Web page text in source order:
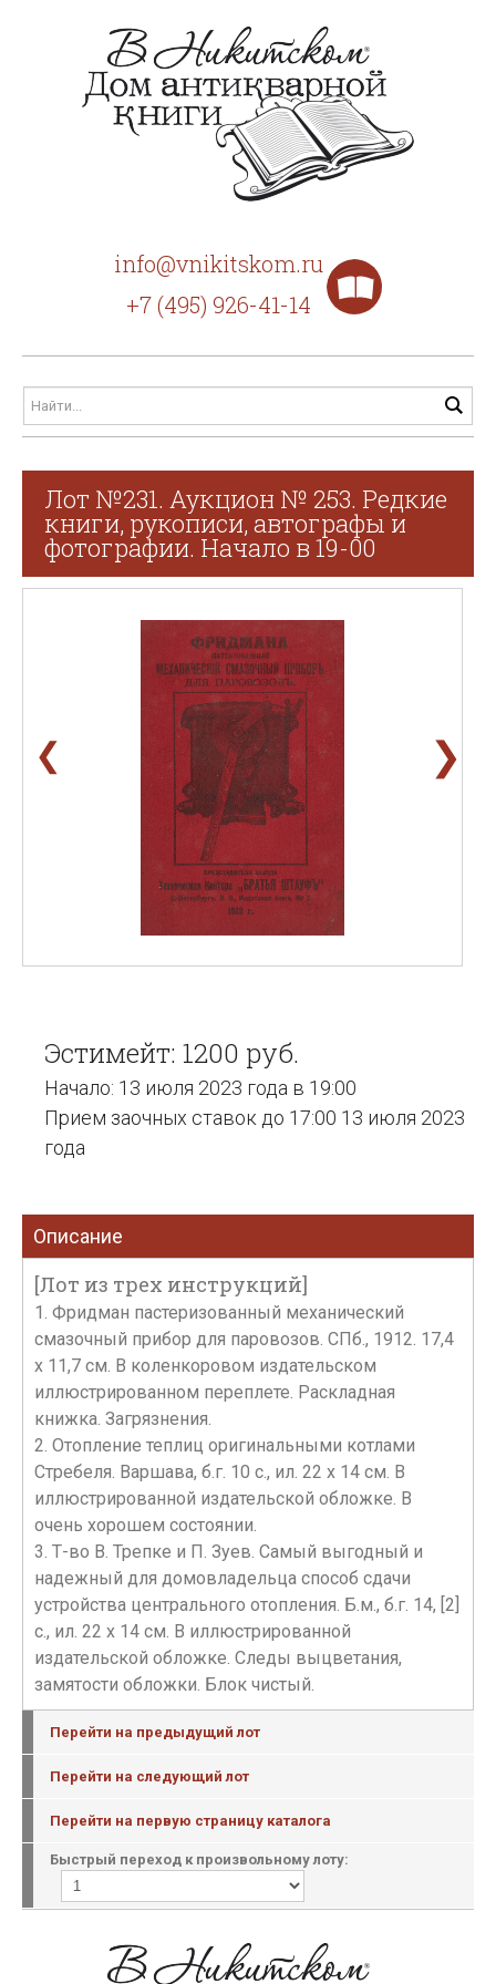
info@vnikitskom.ru
+7 (495) 926-41-14
Лот №231. Аукцион № 253. Редкие
книги, рукописи, автографы и
фотографии. Начало в 19-00
❮ ❯
Эстимейт: 1200 руб.
Начало: 13 июля 2023 года в 19:00
Прием заочных ставок до 17:00 13 июля 2023
года
Описание
[Лот из трех инструкций]
1. Фридман пастеризованный механический
смазочный прибор для паровозов. СПб., 1912. 17,4
х 11,7 см. В коленкоровом издательском
иллюстрированном переплете. Раскладная
книжка. Загрязнения.
2. Отопление теплиц оригинальными котлами
Стребеля. Варшава, б.г. 10 с., ил. 22 х 14 см. В
иллюстрированной издательской обложке. В
очень хорошем состоянии.
3. Т-во В. Трепке и П. Зуев. Самый выгодный и
надежный для домовладельца способ сдачи
устройства центрального отопления. Б.м., б.г. 14, [2]
с., ил. 22 х 14 см. В иллюстрированной
издательской обложке. Следы выцветания,
замятости обложки. Блок чистый.
Перейти на предыдущий лот
Перейти на следующий лот
Перейти на первую страницу каталога
Быстрый переход к произвольному лоту: